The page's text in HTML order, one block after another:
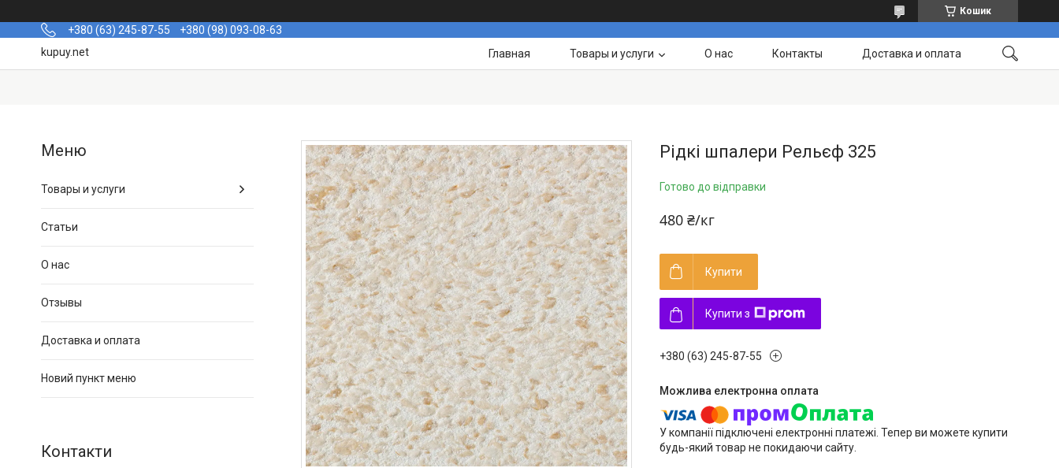
Кошик
+380 (63) 245-87-55
+380 (98) 093-08-63
kupuy.net
Главная Товары и услуги О нас Контакты Доставка и оплата
Рідкі шпалери Рельєф 325
Готово до відправки
480 ₴/кг
Купити
Купити з
+380 (63) 245-87-55
У компанії підключені електронні платежі. Тепер ви можете купити
будь-який товар не покидаючи сайту.
Товары и услуги
Статьи
О нас
Отзывы
Доставка и оплата
Новий пункт меню